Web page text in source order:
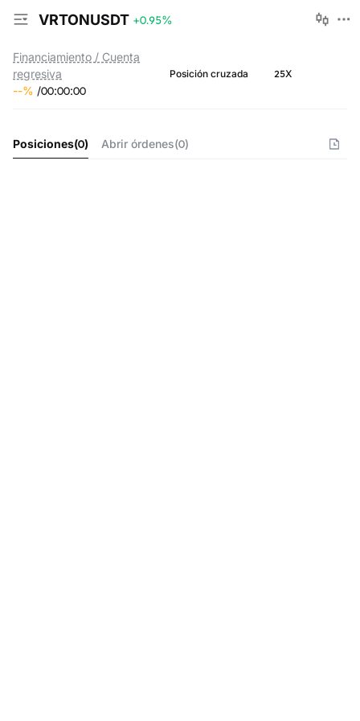
VRTONUSDT +0.95%
Financiamiento / Cuenta
regresiva
--% /00:00:00
Posición cruzada 25X
Posiciones(0) Abrir órdenes(0)